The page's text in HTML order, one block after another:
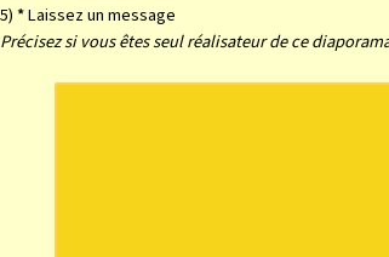
5)*Laissez un message
Précisez si vous êtes seul réalisateur de ce